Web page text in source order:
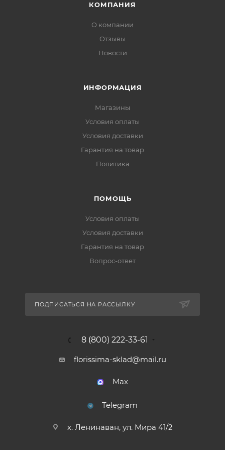
КОМПАНИЯ
О компании
Отзывы
Новости
ИНФОРМАЦИЯ
Магазины
Условия оплаты
Условия доставки
Гарантия на товар
Политика
ПОМОЩЬ
Условия оплаты
Условия доставки
Гарантия на товар
Вопрос-ответ
ПОДПИСАТЬСЯ НА РАССЫЛКУ
8 (800) 222-33-61
florissima-sklad@mail.ru
Max
Telegram
х. Ленинаван, ул. Мира 41/2